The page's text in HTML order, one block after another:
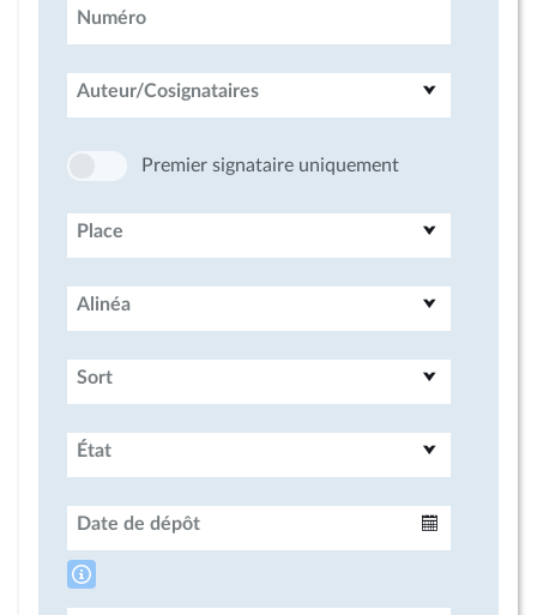
Numéro
Auteur/Cosignataires
Premier signataire uniquement
Place
Alinéa
Sort
État
Date de dépôt